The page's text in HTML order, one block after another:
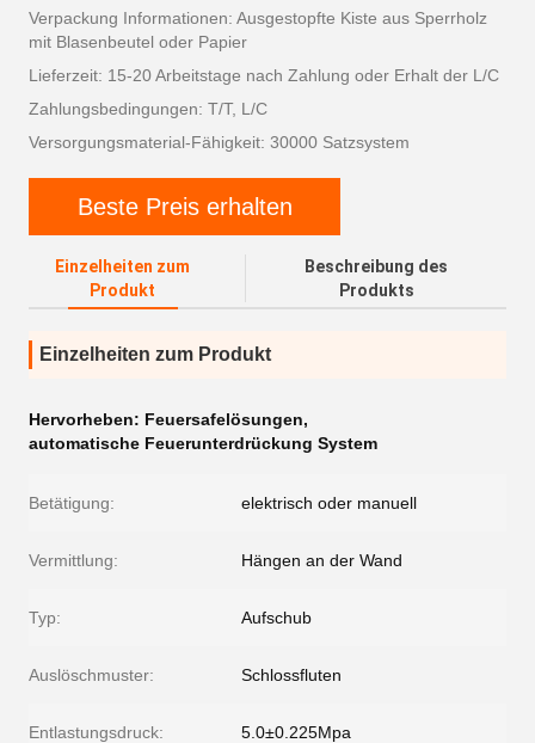
Verpackung Informationen: Ausgestopfte Kiste aus Sperrholz
mit Blasenbeutel oder Papier
Lieferzeit: 15-20 Arbeitstage nach Zahlung oder Erhalt der L/C
Zahlungsbedingungen: T/T, L/C
Versorgungsmaterial-Fähigkeit: 30000 Satzsystem
Beste Preis erhalten
Einzelheiten zum
Produkt
Beschreibung des
Produkts
Einzelheiten zum Produkt
Hervorheben: Feuersafelösungen,
automatische Feuerunterdrückung System
Betätigung: elektrisch oder manuell
Vermittlung: Hängen an der Wand
Typ: Aufschub
Auslöschmuster: Schlossfluten
Entlastungsdruck: 5.0±0.225Mpa